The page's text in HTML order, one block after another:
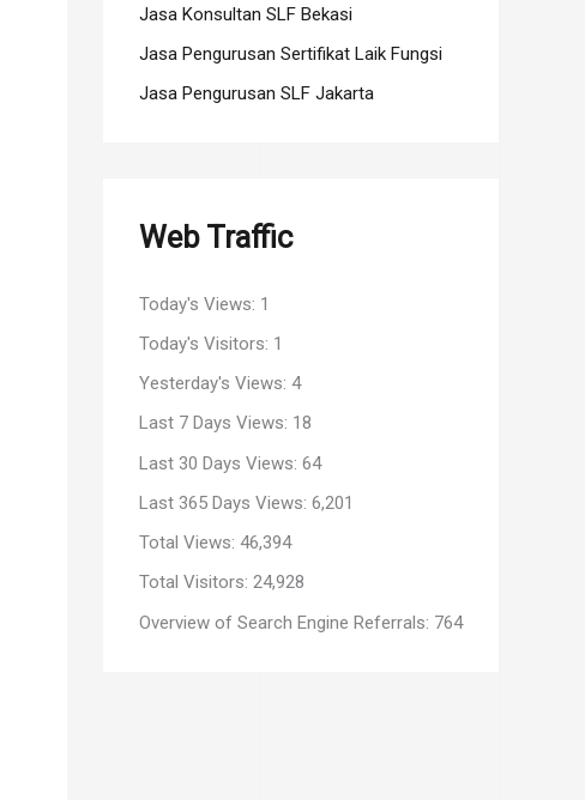
Jasa Konsultan SLF Bekasi
Jasa Pengurusan Sertifikat Laik Fungsi
Jasa Pengurusan SLF Jakarta
Web Traffic
Today's Views: 1
Today's Visitors: 1
Yesterday's Views: 4
Last 7 Days Views: 18
Last 30 Days Views: 64
Last 365 Days Views: 6,201
Total Views: 46,394
Total Visitors: 24,928
Overview of Search Engine Referrals: 764